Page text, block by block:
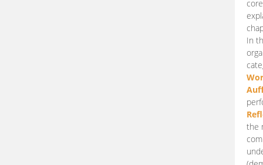
In
the